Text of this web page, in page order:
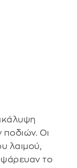
Οι
λαιμού,
ψάρευαν το